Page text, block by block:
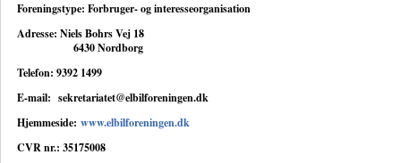
Foreningstype: Forbruger- og interesseorganisation
Adresse: Niels Bohrs Vej 18
6430 Nordborg
Telefon: 9392 1499
E-mail: sekretariatet@elbilforeningen.dk
Hjemmeside: www.elbilforeningen.dk
CVR nr.: 35175008